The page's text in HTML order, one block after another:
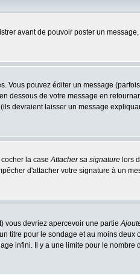
avant de pouvoir poster un
pouvez éditer un message
de votre message en
devraient laisser un message
cocher la caseAttacher sa signature lors
d'attacher votre signature à un
vous devriez apercevoir une partie
titre pour le sondage et au moins
infini. Il y a une limite pour le